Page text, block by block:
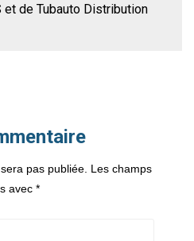
et de Tubauto Distribution
pas publiée. Les champs
avec *